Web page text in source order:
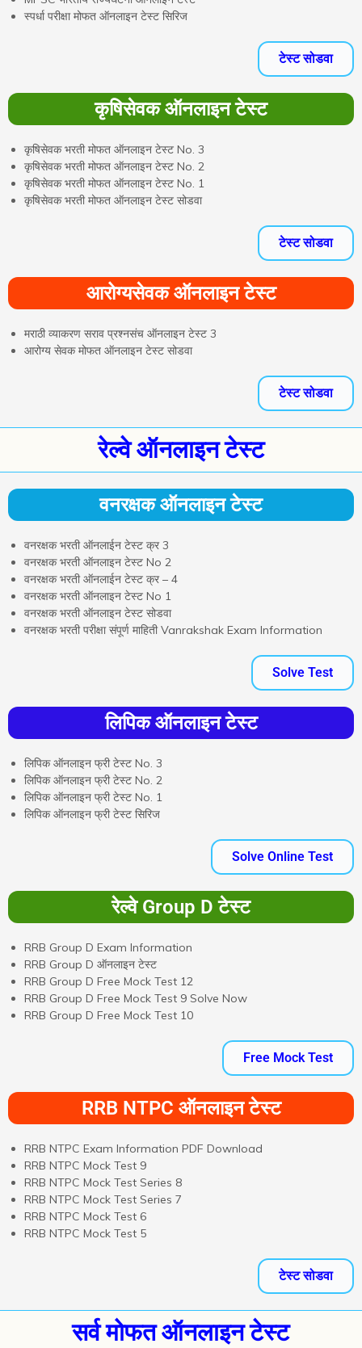
स्पर्धा परीक्षा मोफत ऑनलाइन टेस्ट सिरिज
टेस्ट सोडवा
कृषिसेवक ऑनलाइन टेस्ट
कृषिसेवक भरती मोफत ऑनलाइन टेस्ट No. 3
कृषिसेवक भरती मोफत ऑनलाइन टेस्ट No. 2
कृषिसेवक भरती मोफत ऑनलाइन टेस्ट No. 1
कृषिसेवक भरती मोफत ऑनलाइन टेस्ट सोडवा
टेस्ट सोडवा
आरोग्यसेवक ऑनलाइन टेस्ट
मराठी व्याकरण सराव प्रश्नसंच ऑनलाइन टेस्ट 3
आरोग्य सेवक मोफत ऑनलाइन टेस्ट सोडवा
टेस्ट सोडवा
रेल्वे ऑनलाइन टेस्ट
वनरक्षक ऑनलाइन टेस्ट
वनरक्षक भरती ऑनलाईन टेस्ट क्र 3
वनरक्षक भरती ऑनलाइन टेस्ट No 2
वनरक्षक भरती ऑनलाईन टेस्ट क्र – 4
वनरक्षक भरती ऑनलाइन टेस्ट No 1
वनरक्षक भरती ऑनलाइन टेस्ट सोडवा
वनरक्षक भरती परीक्षा संपूर्ण माहिती Vanrakshak Exam Information
Solve Test
लिपिक ऑनलाइन टेस्ट
लिपिक ऑनलाइन फ्री टेस्ट No. 3
लिपिक ऑनलाइन फ्री टेस्ट No. 2
लिपिक ऑनलाइन फ्री टेस्ट No. 1
लिपिक ऑनलाइन फ्री टेस्ट सिरिज
Solve Online Test
रेल्वे Group D टेस्ट
RRB Group D Exam Information
RRB Group D ऑनलाइन टेस्ट
RRB Group D Free Mock Test 12
RRB Group D Free Mock Test 9 Solve Now
RRB Group D Free Mock Test 10
Free Mock Test
RRB NTPC ऑनलाइन टेस्ट
RRB NTPC Exam Information PDF Download
RRB NTPC Mock Test 9
RRB NTPC Mock Test Series 8
RRB NTPC Mock Test Series 7
RRB NTPC Mock Test 6
RRB NTPC Mock Test 5
टेस्ट सोडवा
सर्व मोफत ऑनलाइन टेस्ट